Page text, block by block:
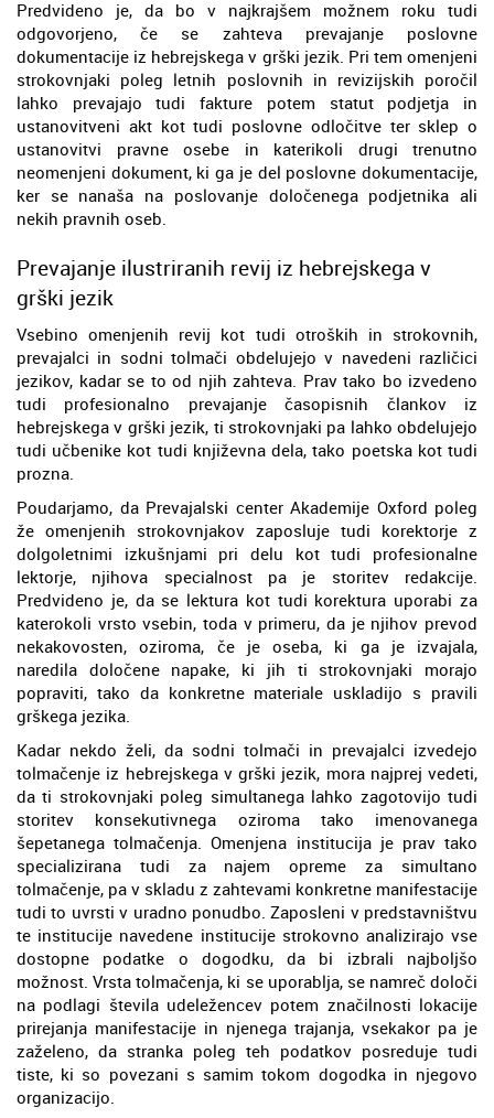
Predvideno je, da bo v najkrajšem možnem roku tudi
odgovorjeno, če se zahteva prevajanje poslovne
dokumentacije iz hebrejskega v grški jezik. Pri tem omenjeni
strokovnjaki poleg letnih poslovnih in revizijskih poročil
lahko prevajajo tudi fakture potem statut podjetja in
ustanovitveni akt kot tudi poslovne odločitve ter sklep o
ustanovitvi pravne osebe in katerikoli drugi trenutno
neomenjeni dokument, ki ga je del poslovne dokumentacije,
ker se nanaša na poslovanje določenega podjetnika ali
nekih pravnih oseb.
Prevajanje ilustriranih revij iz hebrejskega v
grški jezik
Vsebino omenjenih revij kot tudi otroških in strokovnih,
prevajalci in sodni tolmači obdelujejo v navedeni različici
jezikov, kadar se to od njih zahteva. Prav tako bo izvedeno
tudi profesionalno prevajanje časopisnih člankov iz
hebrejskega v grški jezik, ti strokovnjaki pa lahko obdelujejo
tudi učbenike kot tudi književna dela, tako poetska kot tudi
prozna.
Poudarjamo, da Prevajalski center Akademije Oxford poleg
že omenjenih strokovnjakov zaposluje tudi korektorje z
dolgoletnimi izkušnjami pri delu kot tudi profesionalne
lektorje, njihova specialnost pa je storitev redakcije.
Predvideno je, da se lektura kot tudi korektura uporabi za
katerokoli vrsto vsebin, toda v primeru, da je njihov prevod
nekakovosten, oziroma, če je oseba, ki ga je izvajala,
naredila določene napake, ki jih ti strokovnjaki morajo
popraviti, tako da konkretne materiale uskladijo s pravili
grškega jezika.
Kadar nekdo želi, da sodni tolmači in prevajalci izvedejo
tolmačenje iz hebrejskega v grški jezik, mora najprej vedeti,
da ti strokovnjaki poleg simultanega lahko zagotovijo tudi
storitev konsekutivnega oziroma tako imenovanega
šepetanega tolmačenja. Omenjena institucija je prav tako
specializirana tudi za najem opreme za simultano
tolmačenje, pa v skladu z zahtevami konkretne manifestacije
tudi to uvrsti v uradno ponudbo. Zaposleni v predstavništvu
te institucije navedene institucije strokovno analizirajo vse
dostopne podatke o dogodku, da bi izbrali najboljšo
možnost. Vrsta tolmačenja, ki se uporablja, se namreč določi
na podlagi števila udeležencev potem značilnosti lokacije
prirejanja manifestacije in njenega trajanja, vsekakor pa je
zaželeno, da stranka poleg teh podatkov posreduje tudi
tiste, ki so povezani s samim tokom dogodka in njegovo
organizacijo.